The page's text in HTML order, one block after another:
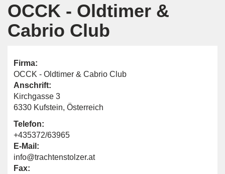
OCCK - Oldtimer &
Cabrio Club
Firma:
OCCK - Oldtimer & Cabrio Club
Anschrift:
Kirchgasse 3
6330 Kufstein, Österreich
Telefon:
+435372/63965
E-Mail:
info@trachtenstolzer.at
Fax: